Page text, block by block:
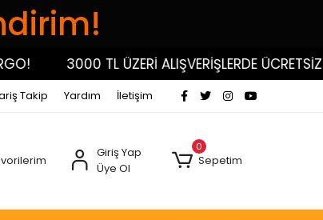
3000 TL ÜZERİ ALIŞVERİŞLERDE ÜCRETSİZ
Takip Yardım İletişim
Giriş Yap
Üye Ol
0
Sepetim